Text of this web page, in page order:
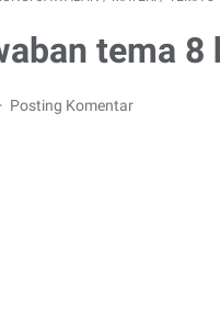
tema 8
Posting Komentar